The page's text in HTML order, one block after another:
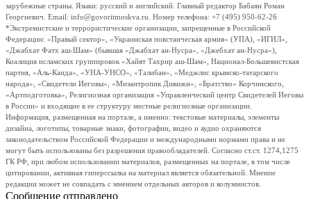
зарубежные страны. Языки: русский и английский. Главный редактор Бабаян Роман
Георгиевич. Email: info@govoritmoskva.ru. Номер телефона: +7 (495) 950-62-26
*Экстремистские и террористические организации, запрещенные в Российской
Федерации: «Правый сектор», «Украинская повстанческая армия» (УПА), «ИГИЛ»,
«Джабхат Фатх аш-Шам» (бывшая «Джабхат ан-Нусра», «Джебхат ан-Нусра»),
Коалиция исламских группировок «Хайят Тахрир аш-Шам», Национал-Большевистская
партия, «Аль-Каида», «УНА-УНСО», «Талибан», «Меджлис крымско-татарского
народа», «Свидетели Иеговы», «Мизантропик Дивижн», «Братство» Корчинского,
«Артподготовка», Религиозная организация «Управленческий центр Свидетелей Иеговы
в России» и входящие в ее структуру местные религиозные организации.
Информация, размещенная на портале, а именно: текстовые материалы, элементы
дизайна, логотипы, товарные знаки, фотографии, видео и аудио охраняются
законодательством Российской Федерации и международными нормами права и не
могут быть использованы без разрешения правообладателей. Согласно ст.ст. 1274,1275
ГК РФ, при любом использовании материалов, размещенных на портале, в том числе
цитировании, активная гиперссылка на материал является обязательной. Мнение
редакции может не совпадать с мнением отдельных авторов и колумнистов.
Сообщение отправлено